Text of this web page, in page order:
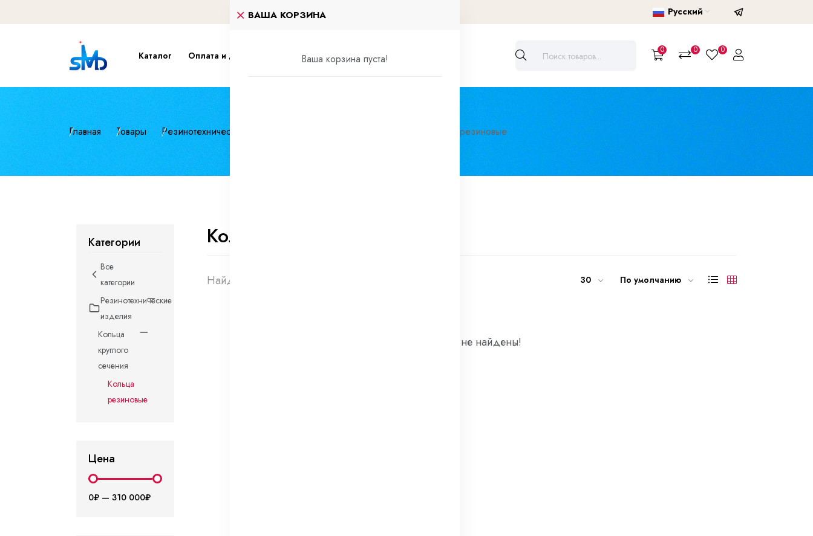
Русский
Каталог Оплата и доставка Работа по договорам 0 0 0
ВАША КОРЗИНА
Ваша корзина пуста!
Главная Товары Резинотехнические изделия Кольца резиновые
Категории
Все
категории
Резинотехнические
изделия
Кольца
круглого
сечения
Кольца
резиновые
Цена
0₽ — 310 000₽
Кольца резиновые
Найдено 0 товаров 30 По умолчанию
Товары не найдены!